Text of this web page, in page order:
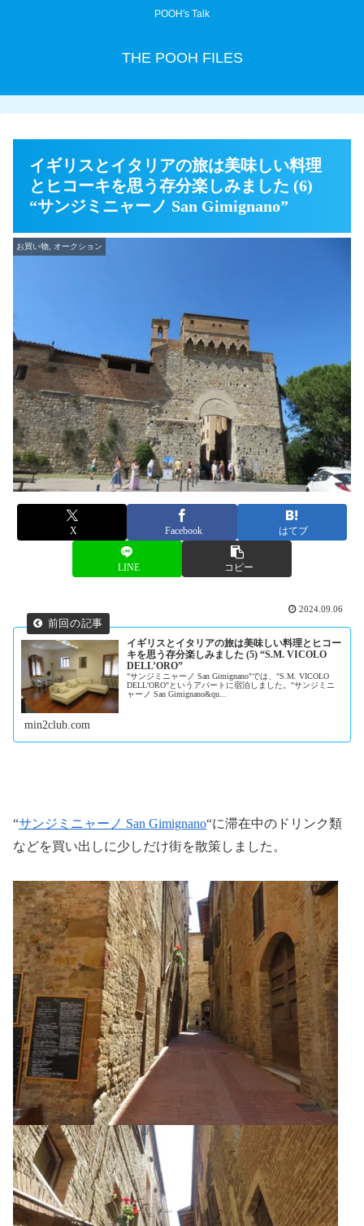
POOH's Talk
THE POOH FILES
イギリスとイタリアの旅は美味しい料理
とヒコーキを思う存分楽しみました (6)
“サンジミニャーノ San Gimignano”
お買い物, オークション
X Facebook はてブ
LINE コピー
2024.09.06
イギリスとイタリアの旅は美味しい料理とヒコー
キを思う存分楽しみました (5) “S.M. VICOLO
DELL’ORO”
"サンジミニャーノ San Gimignano"では、"S.M. VICOLO
DELL'ORO"というアパートに宿泊しました。"サンジミニ
ャーノ San Gimignano&qu...
min2club.com
“サンジミニャーノ San Gimignano“に滞在中のドリンク類
などを買い出しに少しだけ街を散策しました。